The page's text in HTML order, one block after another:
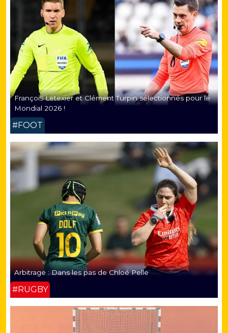
François Letexier et Clément Turpin sélectionnés pour le
Mondial 2026 !
#FOOT
Arbitrage : Dans les pas de Chloé Pelle
#RUGBY